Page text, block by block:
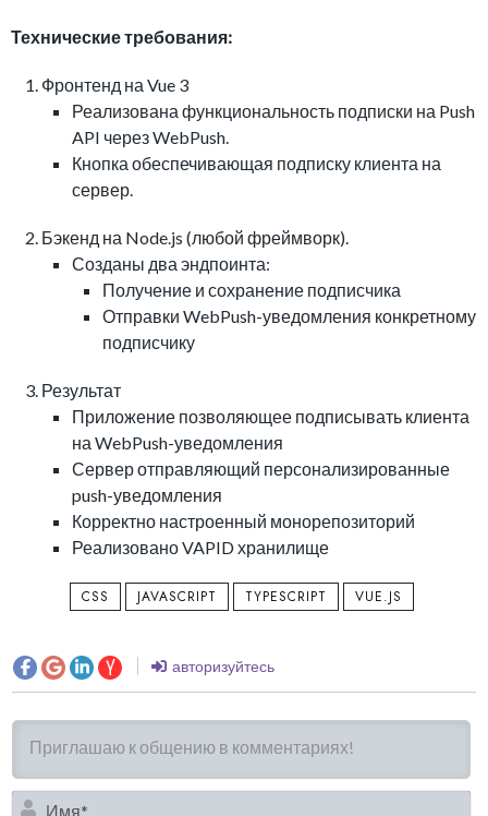
Технические требования:
Фронтенд на Vue 3
Реализована функциональность подписки на Push
API через WebPush.
Кнопка обеспечивающая подписку клиента на
сервер.
Бэкенд на Node.js (любой фреймворк).
Созданы два эндпоинта:
Получение и сохранение подписчика
Отправки WebPush-уведомления конкретному
подписчику
Результат
Приложение позволяющее подписывать клиента
на WebPush-уведомления
Сервер отправляющий персонализированные
push-уведомления
Корректно настроенный монорепозиторий
Реализовано VAPID хранилище
CSS JAVASCRIPT TYPESCRIPT VUE.JS
авторизуйтесь